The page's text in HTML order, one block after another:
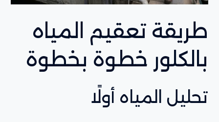
طريقة تعقيم المياه
بالكلور خطوة بخطوة
تحليل المياه أولًا